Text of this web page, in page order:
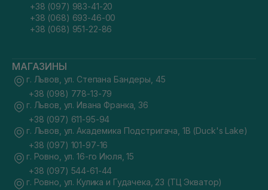
+38 (097) 983-41-20
+38 (068) 693-46-00
+38 (068) 951-22-86
МАГАЗИНЫ
г. Львов, ул. Степана Бандеры, 45
+38 (098) 778-13-79
г. Львов, ул. Ивана Франка, 36
+38 (097) 611-95-94
г. Львов, ул. Академика Подстригача, 1В (Duck's Lake)
+38 (097) 101-97-16
г. Ровно, ул. 16-го Июля, 15
+38 (097) 544-61-44
г. Ровно, ул. Кулика и Гудачека, 23 (ТЦ Экватор)